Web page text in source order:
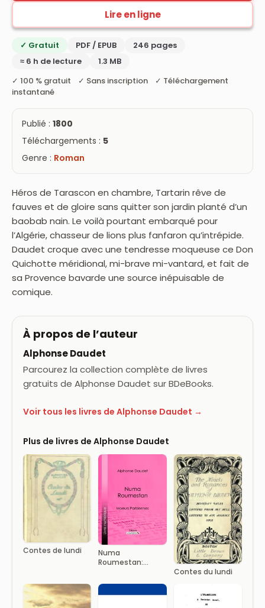
Lire en ligne
✓ Gratuit PDF / EPUB
246 pages
≈ 6 h de lecture
1.3 MB
✓ 100 % gratuit ✓ Sans inscription ✓ Téléchargement
instantané
Publié : 1800
Téléchargements : 5
Genre : Roman
Héros de Tarascon en chambre, Tartarin rêve de
fauves et de gloire sans quitter son jardin planté d’un
baobab nain. Le voilà pourtant embarqué pour
l’Algérie, chasseur de lions plus fanfaron qu’intrépide.
Daudet croque avec une tendresse moqueuse ce Don
Quichotte méridional, mi-brave mi-vantard, et fait de
sa Provence bavarde une source inépuisable de
comique.
À propos de l’auteur
Alphonse Daudet
Parcourez la collection complète de livres
gratuits de Alphonse Daudet sur BDeBooks.
Voir tous les livres de Alphonse Daudet →
Plus de livres de Alphonse Daudet
Contes de lundi
Numa
Roumestan:
Contes du lundi